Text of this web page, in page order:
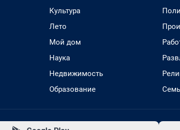
Культура
Лето
Мой дом
Наука
Недвижимость
Образование